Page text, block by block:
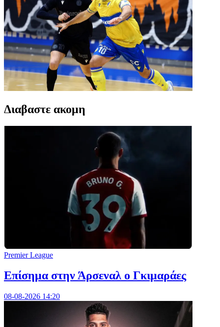
Διαβαστε ακομη
Premier League
Επίσημα στην Άρσεναλ ο Γκιμαράες
08-08-2026 14:20